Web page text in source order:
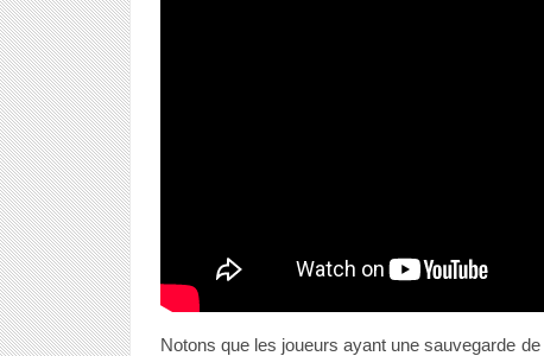
Notons que les joueurs ayant une sauvegarde de